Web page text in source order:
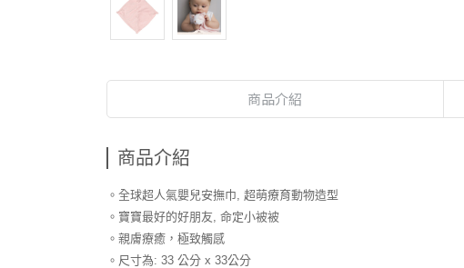
商品介紹
商品介紹
。全球超人氣嬰兒安撫巾, 超萌療育動物造型
。寶寶最好的好朋友, 命定小被被
。親膚療癒，極致觸感
。尺寸為: 33 公分 x 33公分